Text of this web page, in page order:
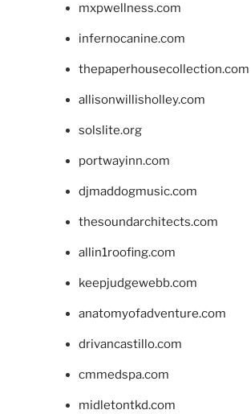
mxpwellness.com
infernocanine.com
thepaperhousecollection.com
allisonwillisholley.com
solslite.org
portwayinn.com
djmaddogmusic.com
thesoundarchitects.com
allin1roofing.com
keepjudgewebb.com
anatomyofadventure.com
drivancastillo.com
cmmedspa.com
midletontkd.com